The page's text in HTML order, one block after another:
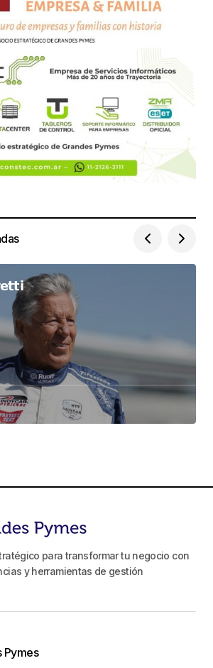
para transformar tu negocio con
y herramientas de gestión
Pymes